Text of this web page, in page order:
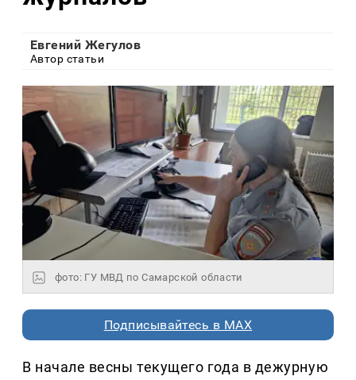
Евгений Жегулов
Автор статьи
фото: ГУ МВД по Самарской области
Подписывайтесь в MAX
В начале весны текущего года в дежурную